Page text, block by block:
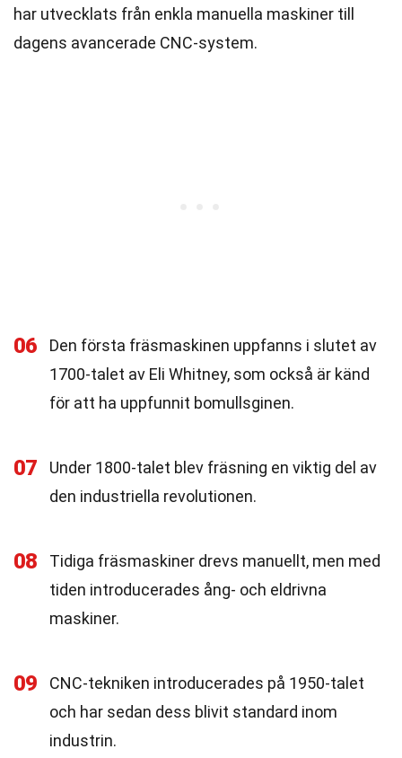
har utvecklats från enkla manuella maskiner till
dagens avancerade CNC-system.
06
Den första fräsmaskinen uppfanns i slutet av
1700-talet av Eli Whitney, som också är känd
för att ha uppfunnit bomullsginen.
07
Under 1800-talet blev fräsning en viktig del av
den industriella revolutionen.
08
Tidiga fräsmaskiner drevs manuellt, men med
tiden introducerades ång- och eldrivna
maskiner.
09
CNC-tekniken introducerades på 1950-talet
och har sedan dess blivit standard inom
industrin.